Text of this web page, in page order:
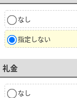
なし
指定しない
礼金
なし